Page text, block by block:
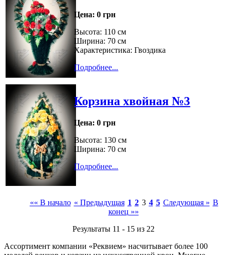
Цена: 0 грн
Высота: 110 см
Ширина: 70 см
Характеристика: Гвоздика
Подробнее...
Корзина хвойная №3
Цена: 0 грн
Высота: 130 см
Ширина: 70 см
Подробнее...
«« В начало « Предыдущая 1 2 3 4 5 Следующая » В
конец »»
Результаты 11 - 15 из 22
Ассортимент компании «Реквием» насчитывает более 100